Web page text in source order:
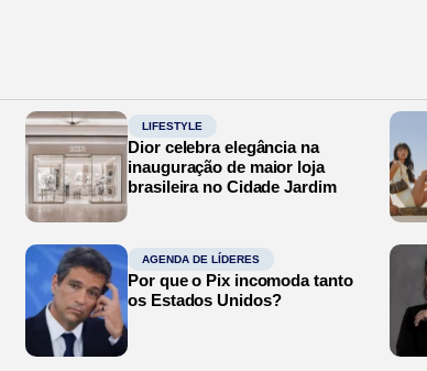
LIFESTYLE
Dior celebra elegância na
inauguração de maior loja
brasileira no Cidade Jardim
AGENDA DE LÍDERES
Por que o Pix incomoda tanto
os Estados Unidos?